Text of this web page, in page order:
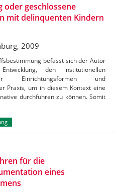
oder geschlossene
mit delinquenten Kindern
2009
befasst sich der Autor
den institutionellen
Einrichtungsformen und
Praxis, um in diesem Kontext eine
durchführen zu können. Somit
für die
eines